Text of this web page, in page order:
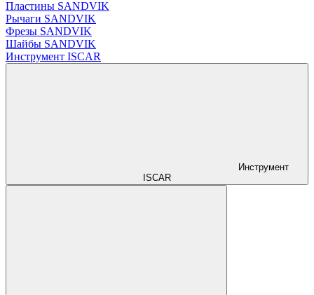
Пластины SANDVIK
Рычаги SANDVIK
Фрезы SANDVIK
Шайбы SANDVIK
Инструмент ISCAR
Инструмент
ISCAR